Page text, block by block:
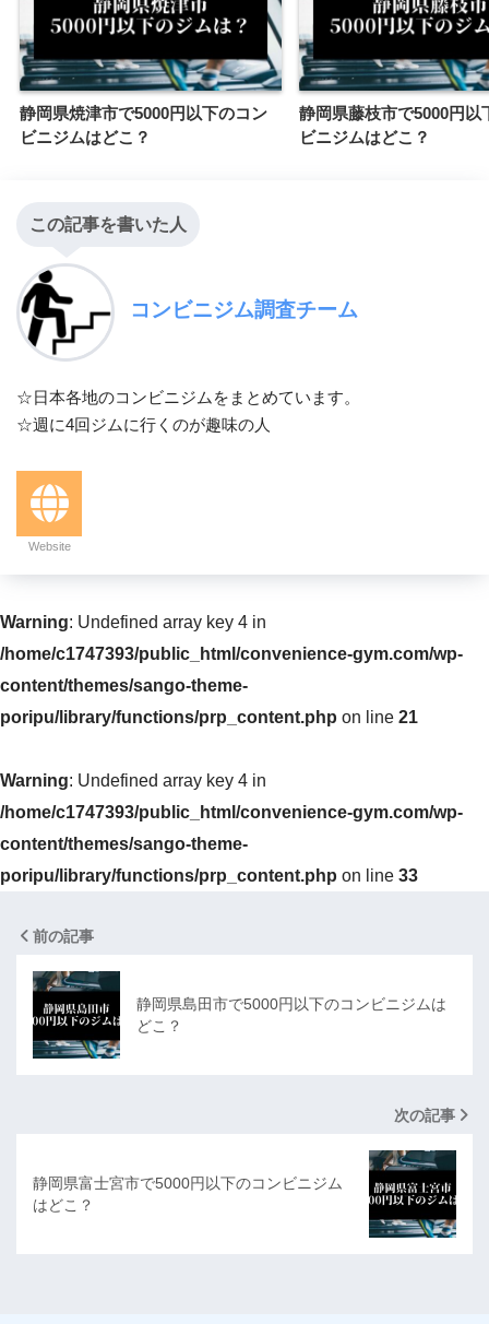
静岡県焼津市で5000円以下のコン
ビニジムはどこ？
静岡県藤枝市で5000円以
ビニジムはどこ？
この記事を書いた人
コンビニジム調査チーム
☆日本各地のコンビニジムをまとめています。
☆週に4回ジムに行くのが趣味の人
Website
Warning: Undefined array key 4 in
/home/c1747393/public_html/convenience-gym.com/wp-
content/themes/sango-theme-
poripu/library/functions/prp_content.php on line 21
Warning: Undefined array key 4 in
/home/c1747393/public_html/convenience-gym.com/wp-
content/themes/sango-theme-
poripu/library/functions/prp_content.php on line 33
前の記事
静岡県島田市で5000円以下のコンビニジムは
どこ？
次の記事
静岡県富士宮市で5000円以下のコンビニジム
はどこ？